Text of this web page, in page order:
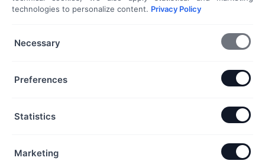
Hideg e-mail megkeresés
További szolgáltatások...
+36 20 453 3533
Iroda:
technologies to personalize content. Privacy Policy
Necessary
Preferences
Statistics
Marketing